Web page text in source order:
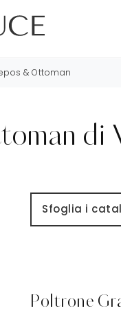
& Ottoman
di
Sfoglia i
Poltrone